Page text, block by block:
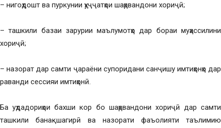
– нигоҳдошт ва пуркунии ҳуҷҷатҳои шаҳрвандони хориҷӣ;
– ташкили базаи зарурии маълумотҳо дар бораи муҳассилини
хориҷӣ;
– назорат дар самти ҷараёни супоридани санҷишу имтиҳонҳо дар
раванди сессияи имтиҳонӣ.
Ба уҳдадориҳои бахши кор бо шаҳрвандони хориҷӣ дар самти
ташкили банақшагирӣ ва назорати фаъолияти таълимию